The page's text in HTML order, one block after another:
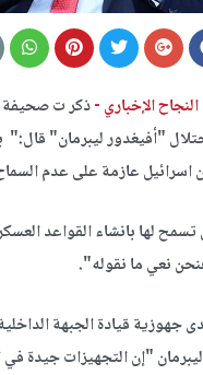
النجاح الإخباري -ذكر ت صحيفة
"أفيغدور ليبرمان" قال:"
اسرائيل عازمة على عدم
تسمح لها بانشاء القواعد
نعي ما نقوله".
قيادة الجبهة
"إن التجهيزات جيدة